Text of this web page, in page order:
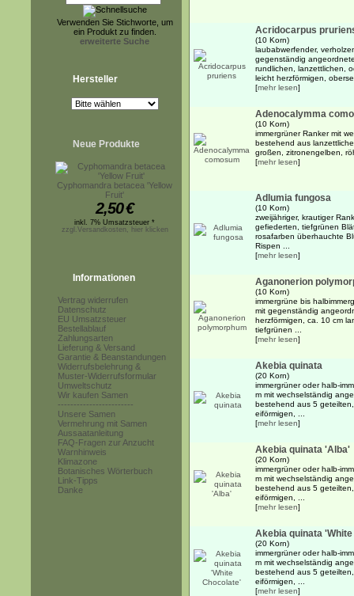
Verwenden Sie Stichworte, um
ein Produkt zu finden.
erweiterte Suche
Hersteller
Neue Produkte
Cyphomandra betacea 'Yellow
Fruit'
2,50€
inkl. 7% Umsatzsteuer *
zzgl.Versandkosten, hier klicken
Informationen
Vertrag widerrufen
Datenschutz
EU Umsatzsteuer
Bestellablauf
Zahlungsarten
Lieferung & Versand
Garantie & Beanstandungen
Widerrufsbelehrung &
Muster-Widerrufsformular
Umweltschutz
Wir kaufen Samen
------------------------
Unsere Samen
Vermehrung mit Samen
Aussaatanleitung
FAQ-Fragen zur Anzucht
Warnhinweis
Klimazone
Botanisches Wörterbuch
Link-Tipps
Danke
Acridocarpus
(10 Korn)
laubabwerfender,
gegenständig
rundlichen, lanzettlichen,
leicht herzförmigen,
[mehr lesen]
Adenocalymma
(10 Korn)
immergrüner Ranker mit
bestehend aus
großen, zitronengelben,
[mehr lesen]
Adlumia fungosa
(10 Korn)
zweijähriger, krautiger
gefiederten, tiefgrünen
rosafarben überhauchte
Rispen ...
[mehr lesen]
Aganonerion
(10 Korn)
immergrüne bis
mit gegenständig
herzförmigen, ca. 10 cm
tiefgrünen ...
[mehr lesen]
Akebia quinata
(20 Korn)
immergrüner oder halb-
m mit wechselständig
bestehend aus 5
eiförmigen, ...
[mehr lesen]
Akebia quinata 'Alba'
(20 Korn)
immergrüner oder halb-
m mit wechselständig
bestehend aus 5
eiförmigen, ...
[mehr lesen]
Akebia quinata
(20 Korn)
immergrüner oder halb-
m mit wechselständig
bestehend aus 5
eiförmigen, ...
[mehr lesen]